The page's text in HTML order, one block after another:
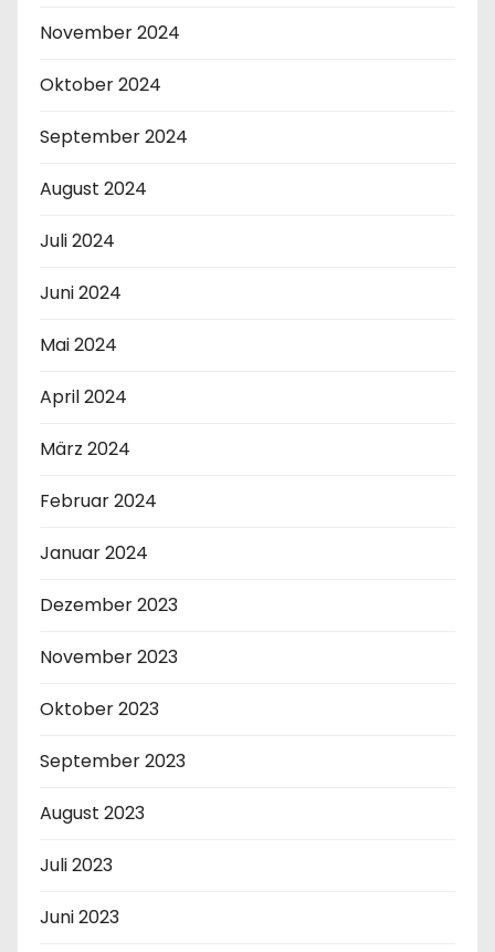
November 2024
Oktober 2024
September 2024
August 2024
Juli 2024
Juni 2024
Mai 2024
April 2024
März 2024
Februar 2024
Januar 2024
Dezember 2023
November 2023
Oktober 2023
September 2023
August 2023
Juli 2023
Juni 2023